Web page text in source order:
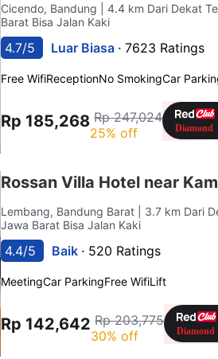
Cicendo, Bandung
| 4.4 km Dari Dekat
Barat Bisa Jalan Kaki
4.7/5 Luar Biasa ·7623 Ratings
Free WifiReceptionNo SmokingCar
Rp 185,268 Rp 247,024
25% off
Rossan Villa Hotel near
Lembang, Bandung Barat
| 3.7 km Dari
Jawa Barat Bisa Jalan Kaki
4.4/5 Baik · 520 Ratings
MeetingCar ParkingFree WifiLift
Rp 142,642 Rp 203,775
30% off